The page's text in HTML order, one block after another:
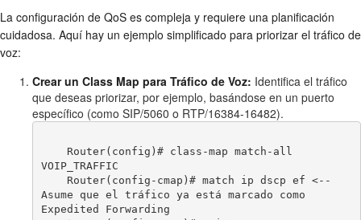
La configuración de QoS es compleja y requiere una planificación
cuidadosa. Aquí hay un ejemplo simplificado para priorizar el tráfico de
voz:
Crear un Class Map para Tráfico de Voz: Identifica el tráfico
que deseas priorizar, por ejemplo, basándose en un puerto
específico (como SIP/5060 o RTP/16384-16482).
VOIP_TRAFFIC
Asume que el tráfico ya está marcado como
Expedited Forwarding